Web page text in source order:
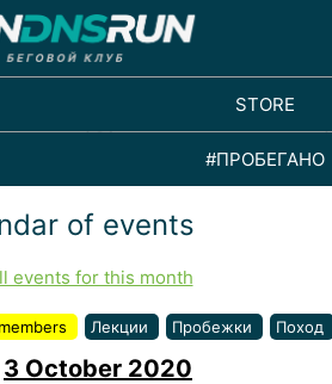
STORE
#ПРОБЕГАНО
of events
events for this month
Лекции Пробежки Поход
3 October 2020